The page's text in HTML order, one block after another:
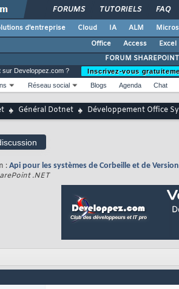
FORUMS TUTORIELS FAQ
d'entreprise Cloud IA ALM
Office
Access Excel
FORUM SHAREPOINT
sur Developpez.com ?
Inscrivez-vous
Réseau social Blogs Agenda Chat
Général Dotnet Développement Office
: Api pour les systèmes de Corbeille et de
.NET